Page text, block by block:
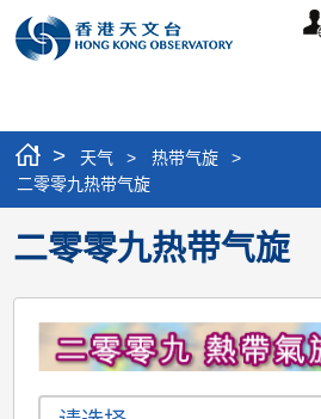
个
> 天气 > 热带气旋
>
二零零九热带气旋
二零零九热带气旋